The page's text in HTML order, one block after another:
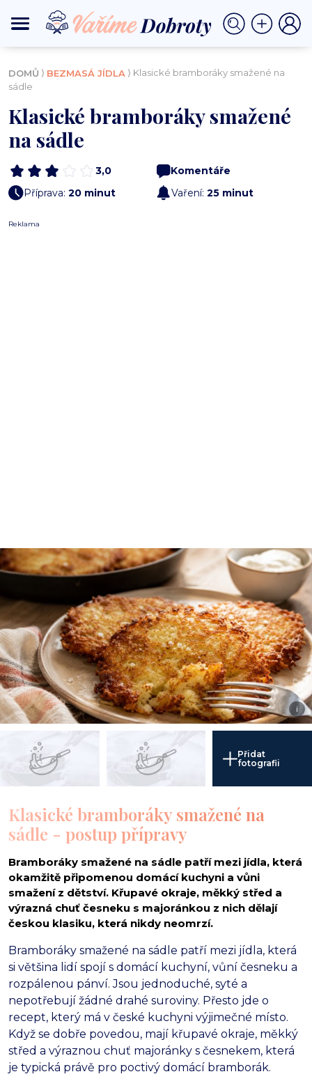
DOMŮ ⟩ BEZMASÁ JÍDLA ⟩ Klasické bramboráky smažené na
sádle
Klasické bramboráky smažené
na sádle
3,0
Komentáře
Příprava: 20 minut Vaření: 25 minut
Reklama
i
Přidat
fotografii
Klasické bramboráky smažené na
sádle - postup přípravy
Bramboráky smažené na sádle patří mezi jídla, která
okamžitě připomenou domácí kuchyni a vůni
smažení z dětství. Křupavé okraje, měkký střed a
výrazná chuť česneku s majoránkou z nich dělají
českou klasiku, která nikdy neomrzí.
Bramboráky smažené na sádle patří mezi jídla, která
si většina lidí spojí s domácí kuchyní, vůní česneku a
rozpálenou pánví. Jsou jednoduché, syté a
nepotřebují žádné drahé suroviny. Přesto jde o
recept, který má v české kuchyni výjimečné místo.
Když se dobře povedou, mají křupavé okraje, měkký
střed a výraznou chuť majoránky s česnekem, která
je typická právě pro poctivý domácí bramborák.